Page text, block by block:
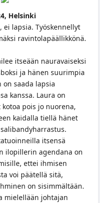
Helsinki
ei lapsia. Työskennellyt
ravintolapäällikkönä.
itseään nauravaiseksi
ja hänen suurimpia
on saada lapsia
kanssa. Laura on
pois jo nuorena,
kaidalla tiellä hänet
itsensä
ilopillerin agendana on
ettei ihmisen
voi päätellä sitä,
on sisimmältään.
mielellään johtajan